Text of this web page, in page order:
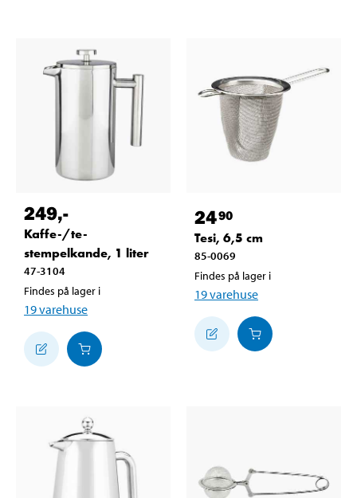
249,-
Kaffe-/te-
stempelkande, 1 liter
47-3104
Findes på lager i
19varehuse
2490
Tesi, 6,5 cm
85-0069
Findes på lager i
19varehuse